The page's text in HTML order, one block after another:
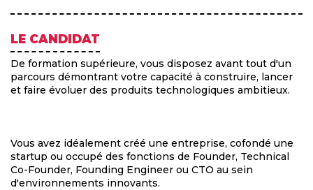
LE CANDIDAT
De formation supérieure, vous disposez avant tout d'un
parcours démontrant votre capacité à construire, lancer
et faire évoluer des produits technologiques ambitieux.
Vous avez idéalement créé une entreprise, cofondé une
startup ou occupé des fonctions de Founder, Technical
Co-Founder, Founding Engineer ou CTO au sein
d'environnements innovants.